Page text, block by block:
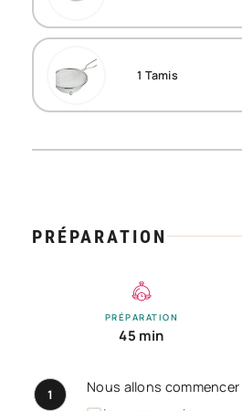
1 Tamis
PRÉPARATION
PRÉPARATION
45 min
1 Nous allons